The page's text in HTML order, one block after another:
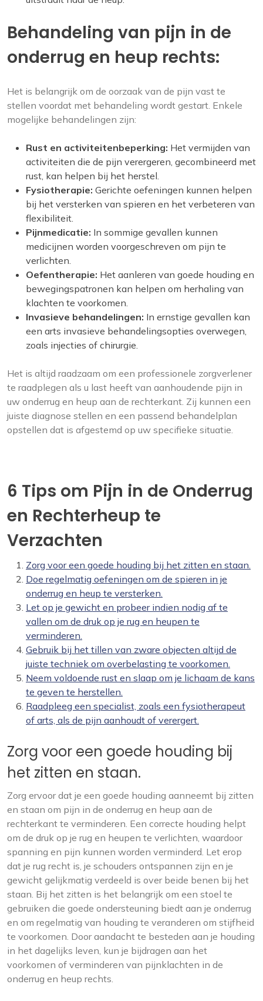
Behandeling van pijn in de
onderrug en heup rechts:
Het is belangrijk om de oorzaak van de pijn vast te
stellen voordat met behandeling wordt gestart. Enkele
mogelijke behandelingen zijn:
Rust en activiteitenbeperking: Het vermijden van
activiteiten die de pijn verergeren, gecombineerd met
rust, kan helpen bij het herstel.
Fysiotherapie: Gerichte oefeningen kunnen helpen
bij het versterken van spieren en het verbeteren van
flexibiliteit.
Pijnmedicatie: In sommige gevallen kunnen
medicijnen worden voorgeschreven om pijn te
verlichten.
Oefentherapie: Het aanleren van goede houding en
bewegingspatronen kan helpen om herhaling van
klachten te voorkomen.
Invasieve behandelingen: In ernstige gevallen kan
een arts invasieve behandelingsopties overwegen,
zoals injecties of chirurgie.
Het is altijd raadzaam om een professionele zorgverlener
te raadplegen als u last heeft van aanhoudende pijn in
uw onderrug en heup aan de rechterkant. Zij kunnen een
juiste diagnose stellen en een passend behandelplan
opstellen dat is afgestemd op uw specifieke situatie.
6 Tips om Pijn in de Onderrug
en Rechterheup te
Verzachten
Zorg voor een goede houding bij het zitten en staan.
Doe regelmatig oefeningen om de spieren in je
onderrug en heup te versterken.
Let op je gewicht en probeer indien nodig af te
vallen om de druk op je rug en heupen te
verminderen.
Gebruik bij het tillen van zware objecten altijd de
juiste techniek om overbelasting te voorkomen.
Neem voldoende rust en slaap om je lichaam de kans
te geven te herstellen.
Raadpleeg een specialist, zoals een fysiotherapeut
of arts, als de pijn aanhoudt of verergert.
Zorg voor een goede houding bij
het zitten en staan.
Zorg ervoor dat je een goede houding aanneemt bij zitten
en staan om pijn in de onderrug en heup aan de
rechterkant te verminderen. Een correcte houding helpt
om de druk op je rug en heupen te verlichten, waardoor
spanning en pijn kunnen worden verminderd. Let erop
dat je rug recht is, je schouders ontspannen zijn en je
gewicht gelijkmatig verdeeld is over beide benen bij het
staan. Bij het zitten is het belangrijk om een stoel te
gebruiken die goede ondersteuning biedt aan je onderrug
en om regelmatig van houding te veranderen om stijfheid
te voorkomen. Door aandacht te besteden aan je houding
in het dagelijks leven, kun je bijdragen aan het
voorkomen of verminderen van pijnklachten in de
onderrug en heup rechts.